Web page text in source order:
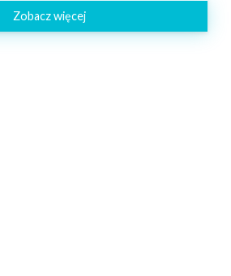
Zobacz więcej